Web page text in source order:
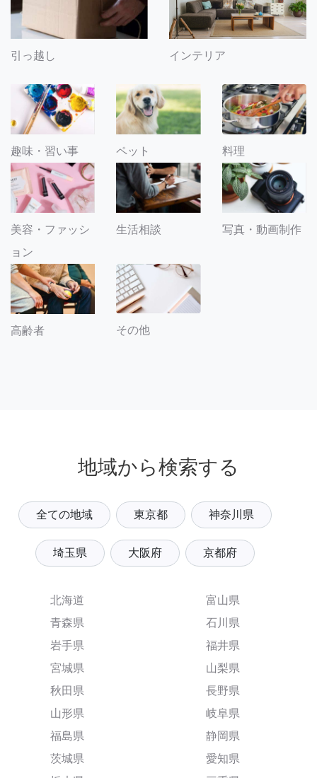
引っ越し インテリア
趣味・習い事 ペット 料理
美容・ファッシ
ョン
生活相談 写真・動画制作
高齢者 その他
地域から検索する
全ての地域 東京都 神奈川県
埼玉県 大阪府 京都府
北海道
青森県
岩手県
宮城県
秋田県
山形県
福島県
茨城県
富山県
石川県
福井県
山梨県
長野県
岐阜県
静岡県
愛知県